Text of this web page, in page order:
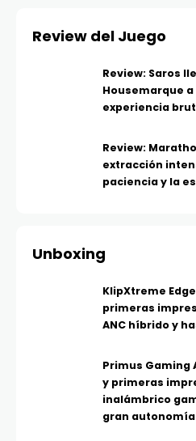
Review del Juego
Review: Saros
Housemarque
experiencia
Review:
extracción
paciencia y la
Unboxing
KlipXtreme
primeras
ANC híbrido y
Primus Gaming
y primeras
inalámbrico
gran autonomía